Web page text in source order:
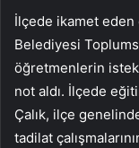
İlçede ikamet
Belediyesi
öğretmenlerin
not aldı. İlçede
Çalık, ilçe
tadilat